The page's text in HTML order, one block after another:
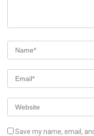
Save my name, email,